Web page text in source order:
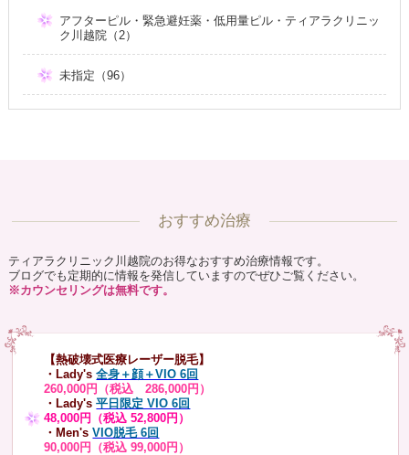
アフターピル・緊急避妊薬・低用量ピル・ティアラクリニッ
ク川越院（2）
未指定（96）
おすすめ治療
ティアラクリニック川越院のお得なおすすめ治療情報です。
ブログでも定期的に情報を発信していますのでぜひご覧ください。
※カウンセリングは無料です。
【熱破壊式医療レーザー脱毛】
・Lady's 全身＋顔＋VIO 6回
260,000円（税込 286,000円）
・Lady's平日限定 VIO 6回
48,000円（税込 52,800円）
・Men's VIO脱毛 6回
90,000円（税込 99,000円）